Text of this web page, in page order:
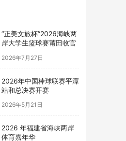
“正美文旅杯”​2026海峡两
岸大学生篮球赛莆田收官
2026年7月27日
2026年中国棒球联赛平潭
站和总决赛开赛
2026年5月21日
2026 年福建省海峡两岸
体育嘉年华